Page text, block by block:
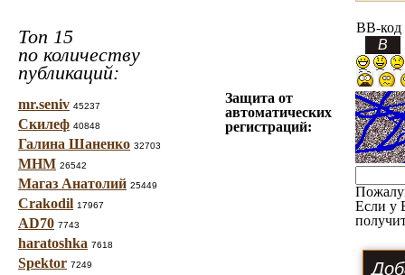
Топ 15
по количеству
публикаций:
mr.seniv 45237
Скилеф 40848
Галина Шаненко 32703
МНМ 26542
Магаз Анатолий 25449
Crakodil 17967
AD70 7743
haratoshka 7618
Spektor 7249
BB-код
Защита от
автоматических
регистраций:
Если у